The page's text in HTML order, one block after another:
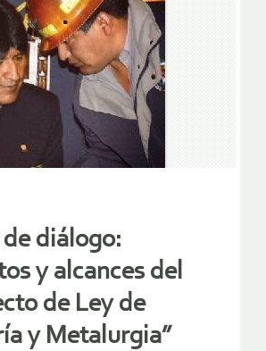
de diálogo:
y alcances del
de Ley de
y Metalurgia”